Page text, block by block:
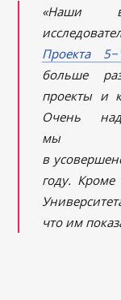
«Наши
Проекта
больше
проекты и
Очень
мы
в
году.
что им